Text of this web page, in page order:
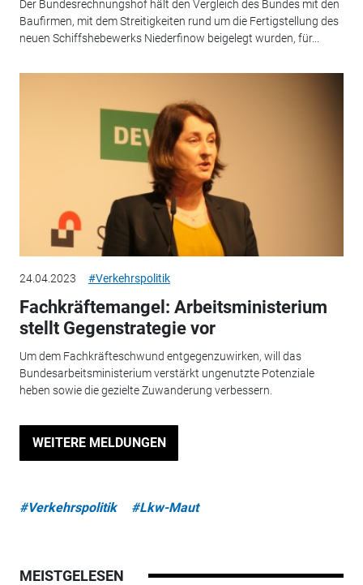
Der Bundesrechnungshof hält den Vergleich des Bundes mit den
Baufirmen, mit dem Streitigkeiten rund um die Fertigstellung des
neuen Schiffshebewerks Niederfinow beigelegt wurden, für...
24.04.2023 #Verkehrspolitik
Fachkräftemangel: Arbeitsministerium
stellt Gegenstrategie vor
Um dem Fachkräfteschwund entgegenzuwirken, will das
Bundesarbeitsministerium verstärkt ungenutzte Potenziale
heben sowie die gezielte Zuwanderung verbessern.
WEITERE MELDUNGEN
#Verkehrspolitik #Lkw-Maut
MEISTGELESEN